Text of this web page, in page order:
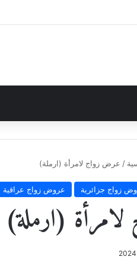
/ عرض زواج لامرأة (ارملة)
زواج جزائرية عروض زواج عراقية
(ارملة)